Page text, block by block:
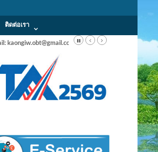
ติดต่อเรา
kaongiw.obt@gmail.com